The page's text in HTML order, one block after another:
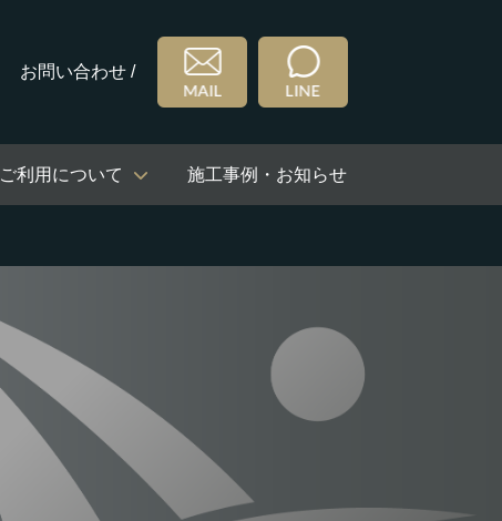
お問い合わせ /
ご利用について 施工事例・お知らせ